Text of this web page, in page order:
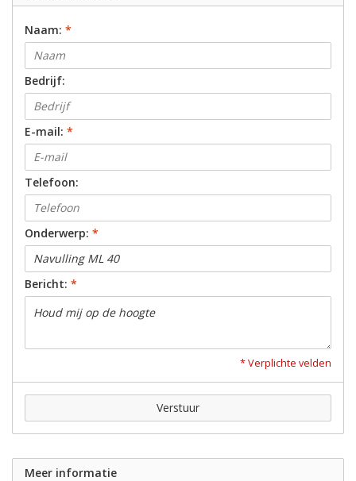
Naam: *
Bedrijf:
E-mail: *
Telefoon:
Onderwerp: *
Bericht: *
* Verplichte velden
Verstuur
Meer informatie